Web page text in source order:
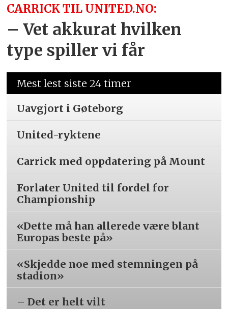
CARRICK TIL UNITED.NO:
– Vet akkurat hvilken
type spiller vi får
Mest lest siste 24 timer
Uavgjort i Gøteborg
United-ryktene
Carrick med oppdatering på Mount
Forlater United til fordel for
Championship
«Dette må han allerede være blant
Europas beste på»
«Skjedde noe med stemningen på
stadion»
– Det er helt vilt